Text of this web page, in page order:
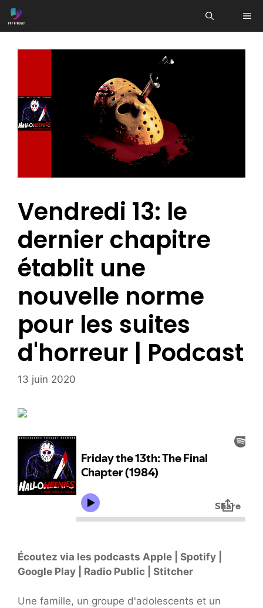
Aller
au
Vendredi 13: le
dernier chapitre
établit une
nouvelle norme
pour les suites
d'horreur | Podcast
13 juin 2020
Écoutez via les podcasts Apple | Spotify |
Google Play | Radio Public | Stitcher
Une famille, un groupe d'adolescents et un